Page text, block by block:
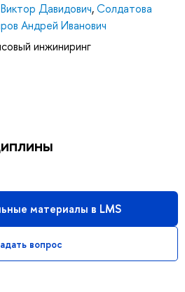
Давидович,Солдатова
Андрей Иванович
инжиниринг
материалы в LMS
вопрос